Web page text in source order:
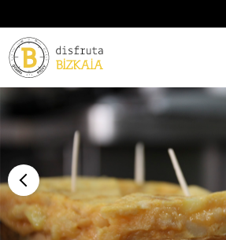
Ostatuak
Jatetxeak